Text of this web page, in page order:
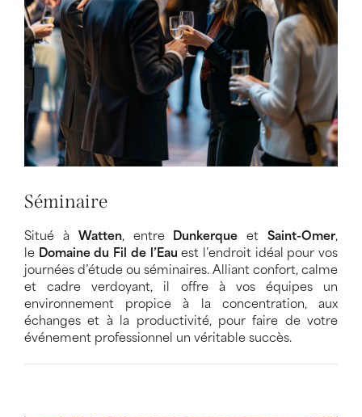
Séminaire
Situé à Watten, entre Dunkerque etSaint-Omer,
le Domaine du Fil de l’Eauest l’endroit idéal pour vos
journées d’étude ou séminaires. Alliant confort, calme
et cadre verdoyant, il offre à vos équipes un
environnement propice à la concentration, aux
échanges et à la productivité, pour faire de votre
événement professionnel un véritable succès.